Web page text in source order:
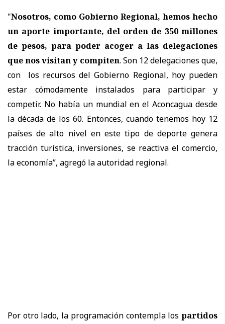
"Nosotros, como Gobierno Regional, hemos hecho
un aporte importante, del orden de 350 millones
de pesos, para poder acoger a las delegaciones
que nos visitan y compiten. Son 12 delegaciones que,
con los recursos del Gobierno Regional, hoy pueden
estar cómodamente instalados para participar y
competir. No había un mundial en el Aconcagua desde
la década de los 60. Entonces, cuando tenemos hoy 12
países de alto nivel en este tipo de deporte genera
tracción turística, inversiones, se reactiva el comercio,
la economía”, agregó la autoridad regional.
Por otro lado, la programación contempla los partidos